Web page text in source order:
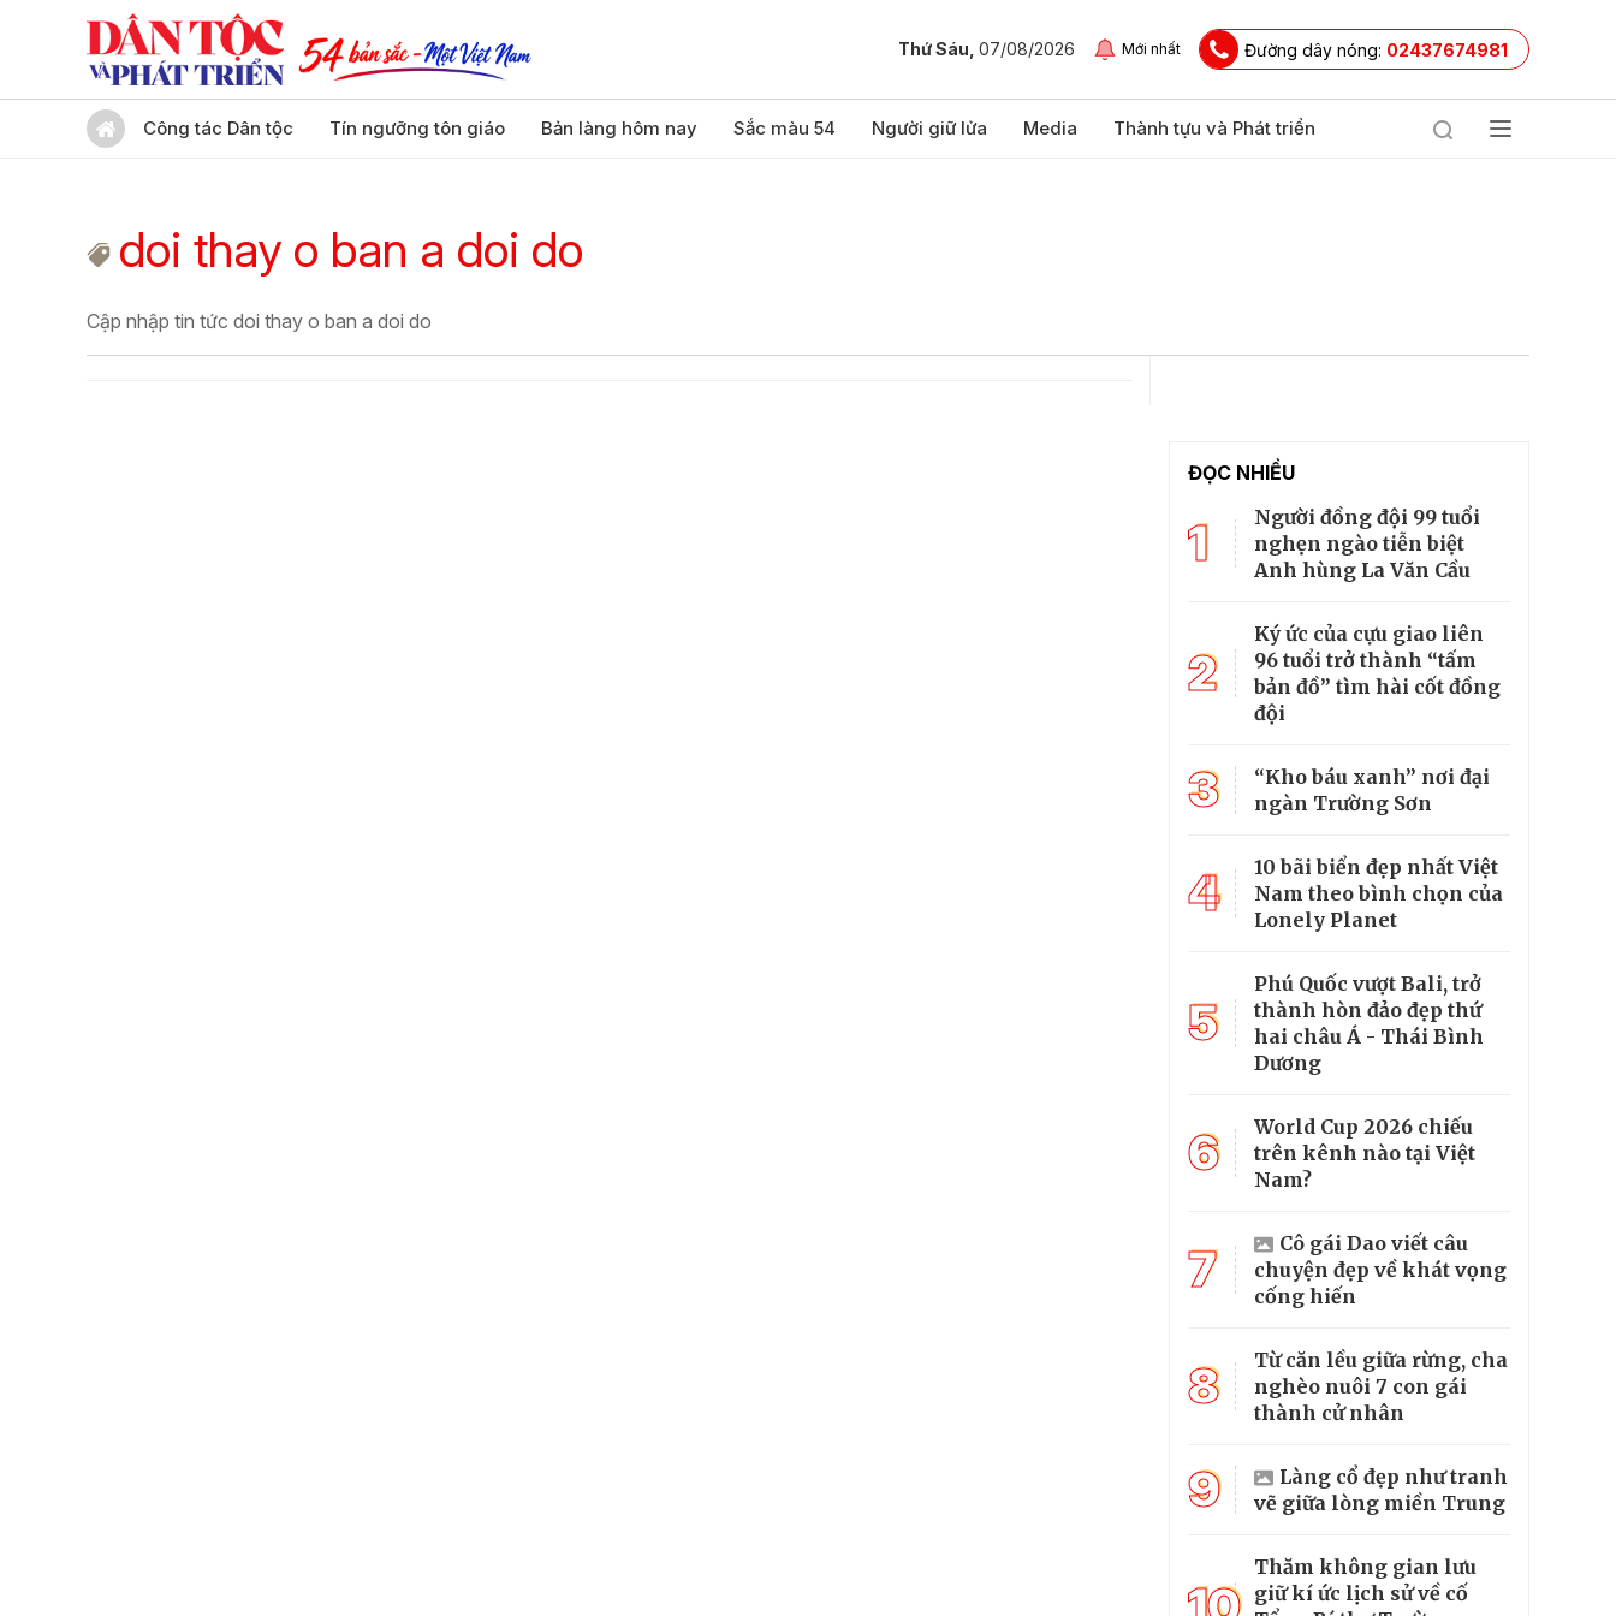
Thứ Sáu, 07/08/2026 Mới nhất Đường dây nóng: 02437674981
Công tác Dân tộc Tín ngưỡng tôn giáo Bản làng hôm nay Sắc màu 54 Người giữ lửa Media Thành tựu và Phát triển
doi thay o ban a doi do
Cập nhập tin tức doi thay o ban a doi do
ĐỌC NHIỀU
1
Người đồng đội 99 tuổi
nghẹn ngào tiễn biệt
Anh hùng La Văn Cầu
2
Ký ức của cựu giao liên
96 tuổi trở thành “tấm
bản đồ” tìm hài cốt đồng
đội
3
“Kho báu xanh” nơi đại
ngàn Trường Sơn
4
10 bãi biển đẹp nhất Việt
Nam theo bình chọn của
Lonely Planet
5
Phú Quốc vượt Bali, trở
thành hòn đảo đẹp thứ
hai châu Á - Thái Bình
Dương
6
World Cup 2026 chiếu
trên kênh nào tại Việt
Nam?
7
Cô gái Dao viết câu
chuyện đẹp về khát vọng
cống hiến
8
Từ căn lều giữa rừng, cha
nghèo nuôi 7 con gái
thành cử nhân
9
Làng cổ đẹp như tranh
vẽ giữa lòng miền Trung
Thăm không gian lưu
giữ kí ức lịch sử về cố